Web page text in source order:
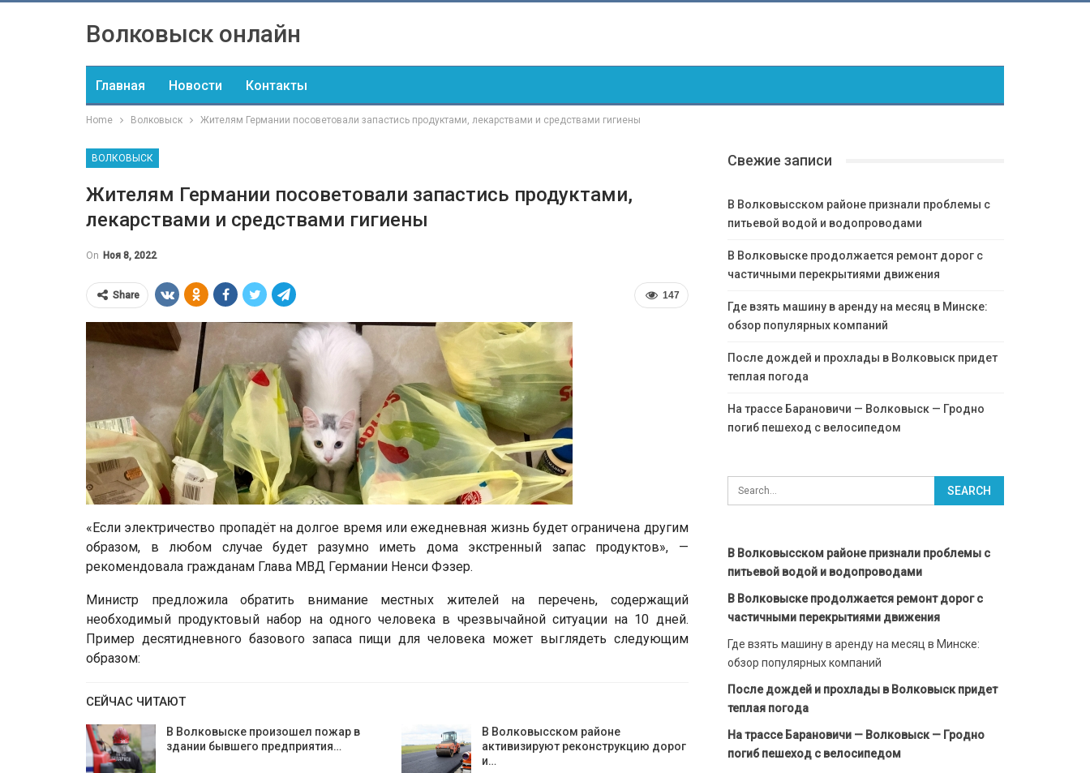
Волковыск онлайн
Главная Новости Контакты
Home Волковыск Жителям Германии посоветовали запастись продуктами, лекарствами и средствами гигиены
ВОЛКОВЫСК
Жителям Германии посоветовали запастись продуктами,
лекарствами и средствами гигиены
On Ноя 8, 2022
147
Share
«Если электричество пропадёт на долгое время или ежедневная жизнь будет ограничена другим
образом, в любом случае будет разумно иметь дома экстренный запас продуктов», —
рекомендовала гражданам Глава МВД Германии Ненси Фэзер.
Министр предложила обратить внимание местных жителей на перечень, содержащий
необходимый продуктовый набор на одного человека в чрезвычайной ситуации на 10 дней.
Пример десятидневного базового запаса пищи для человека может выглядеть следующим
образом:
СЕЙЧАС ЧИТАЮТ
В Волковыске произошел пожар в
здании бывшего предприятия…
В Волковысском районе
активизируют реконструкцию дорог
и…
Свежие записи
В Волковысском районе признали проблемы с
питьевой водой и водопроводами
В Волковыске продолжается ремонт дорог с
частичными перекрытиями движения
Где взять машину в аренду на месяц в Минске:
обзор популярных компаний
После дождей и прохлады в Волковыск придет
теплая погода
На трассе Барановичи — Волковыск — Гродно
погиб пешеход с велосипедом
В Волковысском районе признали проблемы с
питьевой водой и водопроводами
В Волковыске продолжается ремонт дорог с
частичными перекрытиями движения
Где взять машину в аренду на месяц в Минске:
обзор популярных компаний
После дождей и прохлады в Волковыск придет
теплая погода
На трассе Барановичи — Волковыск — Гродно
погиб пешеход с велосипедом